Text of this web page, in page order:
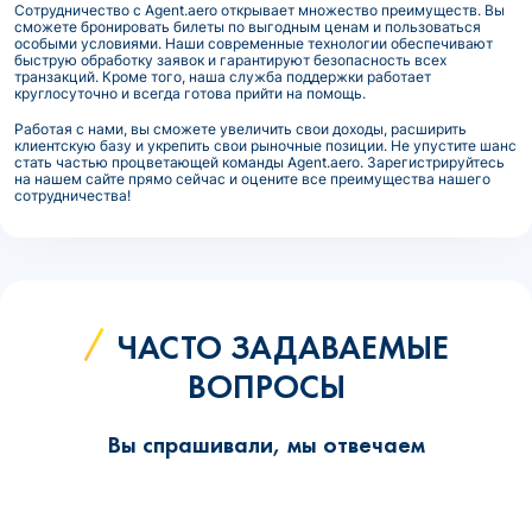
Сотрудничество с Agent.aero открывает множество преимуществ. Вы
сможете бронировать билеты по выгодным ценам и пользоваться
особыми условиями. Наши современные технологии обеспечивают
быструю обработку заявок и гарантируют безопасность всех
транзакций. Кроме того, наша служба поддержки работает
круглосуточно и всегда готова прийти на помощь.
Работая с нами, вы сможете увеличить свои доходы, расширить
клиентскую базу и укрепить свои рыночные позиции. Не упустите шанс
стать частью процветающей команды Agent.aero. Зарегистрируйтесь
на нашем сайте прямо сейчас и оцените все преимущества нашего
сотрудничества!
ЧАСТО ЗАДАВАЕМЫЕ
ВОПРОСЫ
Вы спрашивали, мы отвечаем